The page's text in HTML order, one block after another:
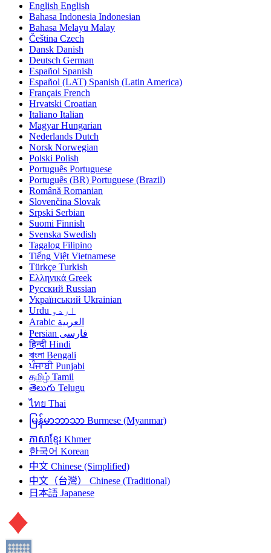
English English
Bahasa Indonesia Indonesian
Bahasa Melayu Malay
Čeština Czech
Dansk Danish
Deutsch German
Español Spanish
Español (LAT) Spanish (Latin America)
Français French
Hrvatski Croatian
Italiano Italian
Magyar Hungarian
Nederlands Dutch
Norsk Norwegian
Polski Polish
Português Portuguese
Português (BR) Portuguese (Brazil)
Română Romanian
Slovenčina Slovak
Srpski Serbian
Suomi Finnish
Svenska Swedish
Tagalog Filipino
Tiếng Việt Vietnamese
Türkçe Turkish
Ελληνικά Greek
Русский Russian
Український Ukrainian
اردو Urdu
العربية Arabic
فارسی Persian
हिन्दी Hindi
বাংলা Bengali
ਪੰਜਾਬੀ Punjabi
தமிழ் Tamil
తెలుగు Telugu
ไทย Thai
မြန်မာဘာသာ Burmese (Myanmar)
ភាសាខ្មែរ Khmer
한국어 Korean
中文 Chinese (Simplified)
中文（台灣）
Chinese (Traditional)
日本語 Japanese